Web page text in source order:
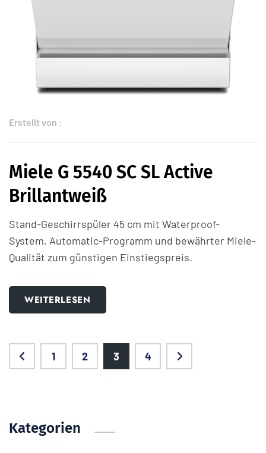
Erstellt von :
Miele G 5540 SC SL Active
Brillantweiß
Stand-Geschirrspüler 45 cm mit Waterproof-
System, Automatic-Programm und bewährter Miele-
Qualität zum günstigen Einstiegspreis.
WEITERLESEN
1 2 3 4
Kategorien